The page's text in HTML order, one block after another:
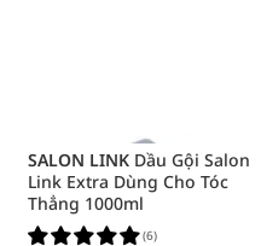
SALON LINK Dầu Gội Salon
Link Extra Dùng Cho Tóc
Thẳng 1000ml
(6)